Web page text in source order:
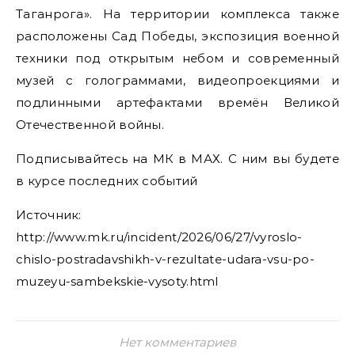
Таганрога». На территории комплекса также
расположены Сад Победы, экспозиция военной
техники под открытым небом и современный
музей с голограммами, видеопроекциями и
подлинными артефактами времён Великой
Отечественной войны.
Подписывайтесь на МК в МАХ. С ним вы будете
в курсе последних событий
Источник:
http://www.mk.ru/incident/2026/06/27/vyroslo-
chislo-postradavshikh-v-rezultate-udara-vsu-po-
muzeyu-sambekskie-vysoty.html
Нет комментариев